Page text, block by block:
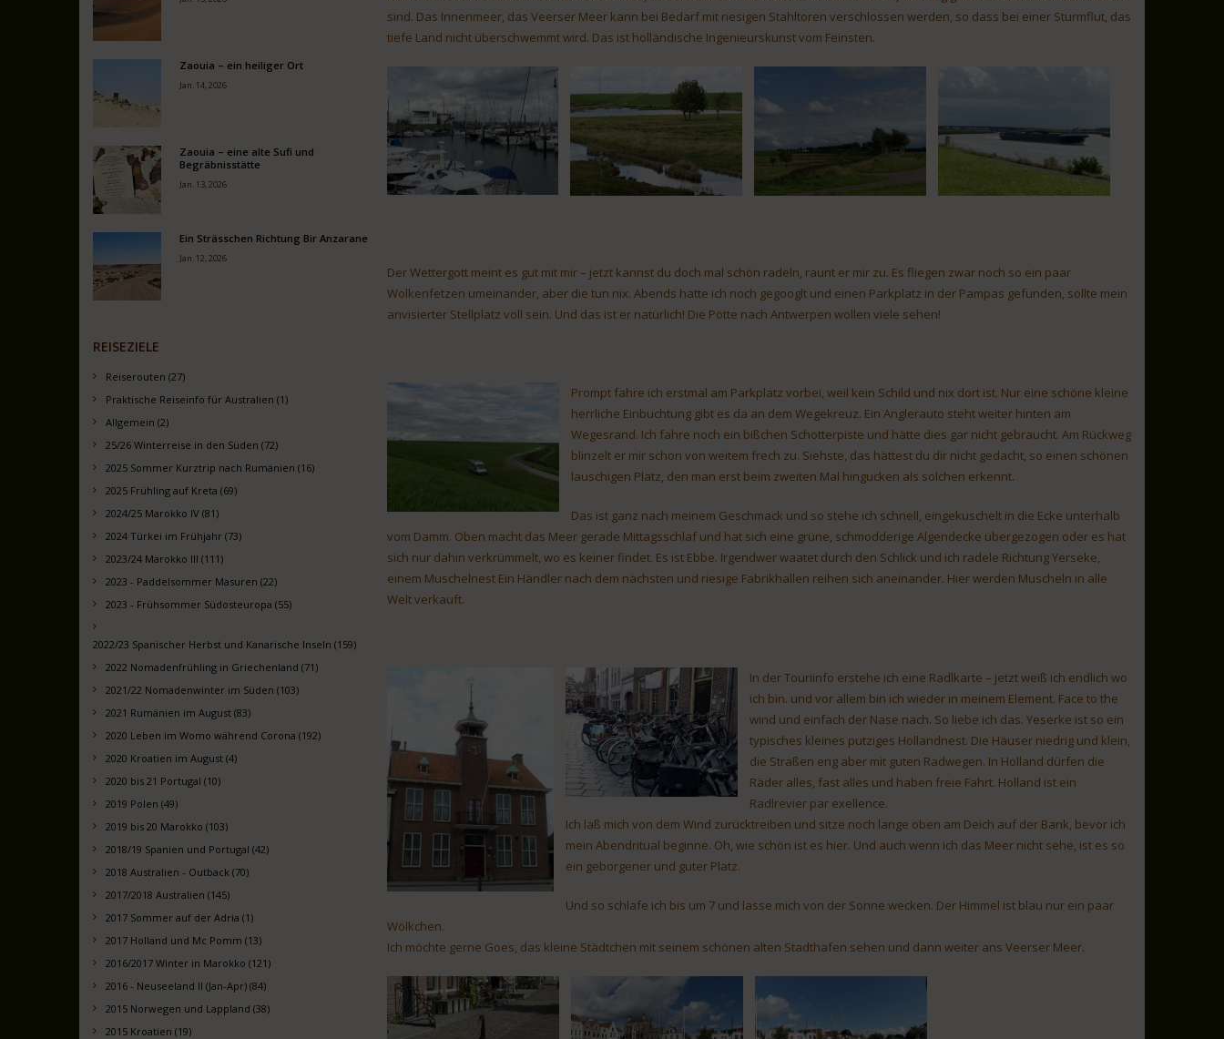
sind. Das Innenmeer, das Veerser Meer kann bei Bedarf mit riesigen Stahltoren verschlossen werden, so dass bei einer Sturmflut, das
tiefe Land nicht überschwemmt wird. Das ist holländische Ingenieurskunst vom Feinsten.
Der Wettergott meint es gut mit mir – jetzt kannst du doch mal schön radeln, raunt er mir zu. Es fliegen zwar noch so ein paar
Wolkenfetzen umeinander, aber die tun nix. Abends hatte ich noch gegooglt und einen Parkplatz in der Pampas gefunden, sollte mein
anvisierter Stellplatz voll sein. Und das ist er natürlich! Die Pötte nach Antwerpen wollen viele sehen!
Prompt fahre ich erstmal am Parkplatz vorbei, weil kein Schild und nix dort ist. Nur eine schöne kleine
herrliche Einbuchtung gibt es da an dem Wegekreuz. Ein Anglerauto steht weiter hinten am
Wegesrand. Ich fahre noch ein bißchen Schotterpiste und hätte dies gar nicht gebraucht. Am Rückweg
blinzelt er mir schon von weitem frech zu. Siehste, das hättest du dir nicht gedacht, so einen schönen
lauschigen Platz, den man erst beim zweiten Mal hingucken als solchen erkennt.
Das ist ganz nach meinem Geschmack und so stehe ich schnell, eingekuschelt in die Ecke unterhalb
vom Damm. Oben macht das Meer gerade Mittagsschlaf und hat sich eine grüne, schmodderige Algendecke übergezogen oder es hat
sich nur dahin verkrümmelt, wo es keiner findet. Es ist Ebbe. Irgendwer waatet durch den Schlick und ich radele Richtung Yerseke,
einem Muschelnest Ein Händler nach dem nächsten und riesige Fabrikhallen reihen sich aneinander. Hier werden Muscheln in alle
Welt verkauft.
In der Touriinfo erstehe ich eine Radlkarte – jetzt weiß ich endlich wo
ich bin. und vor allem bin ich wieder in meinem Element. Face to the
wind und einfach der Nase nach. So liebe ich das. Yeserke ist so ein
typisches kleines putziges Hollandnest. Die Häuser niedrig und klein,
die Straßen eng aber mit guten Radwegen. In Holland dürfen die
Räder alles, fast alles und haben freie Fahrt. Holland ist ein
Radlrevier par exellence.
Ich laß mich von dem Wind zurücktreiben und sitze noch lange oben am Deich auf der Bank, bevor ich
mein Abendritual beginne. Oh, wie schön ist es hier. Und auch wenn ich das Meer nicht sehe, ist es so
ein geborgener und guter Platz.
Und so schlafe ich bis um 7 und lasse mich von der Sonne wecken. Der Himmel ist blau nur ein paar
Wölkchen.
Ich möchte gerne Goes, das kleine Städtchen mit seinem schönen alten Stadthafen sehen und dann weiter ans Veerser Meer.
Zaouia – ein heiliger Ort
Jan. 14, 2026
Zaouia – eine alte Sufi und
Begräbnisstätte
Jan. 13, 2026
Ein Strässchen Richtung Bir Anzarane
Jan. 12, 2026
REISEZIELE
Reiserouten (27)
Praktische Reiseinfo für Australien (1)
Allgemein (2)
25/26 Winterreise in den Süden (72)
2025 Sommer Kurztrip nach Rumänien (16)
2025 Frühling auf Kreta (69)
2024/25 Marokko IV (81)
2024 Türkei im Frühjahr (73)
2023/24 Marokko III (111)
2023 - Paddelsommer Masuren (22)
2023 - Frühsommer Südosteuropa (55)
2022/23 Spanischer Herbst und Kanarische Inseln (159)
2022 Nomadenfrühling in Griechenland (71)
2021/22 Nomadenwinter im Süden (103)
2021 Rumänien im August (83)
2020 Leben im Womo während Corona (192)
2020 Kroatien im August (4)
2020 bis 21 Portugal (10)
2019 Polen (49)
2019 bis 20 Marokko (103)
2018/19 Spanien und Portugal (42)
2018 Australien - Outback (70)
2017/2018 Australien (145)
2017 Sommer auf der Adria (1)
2017 Holland und Mc Pomm (13)
2016/2017 Winter in Marokko (121)
2016 - Neuseeland II (Jan-Apr) (84)
2015 Norwegen und Lappland (38)
2015 Kroatien (19)